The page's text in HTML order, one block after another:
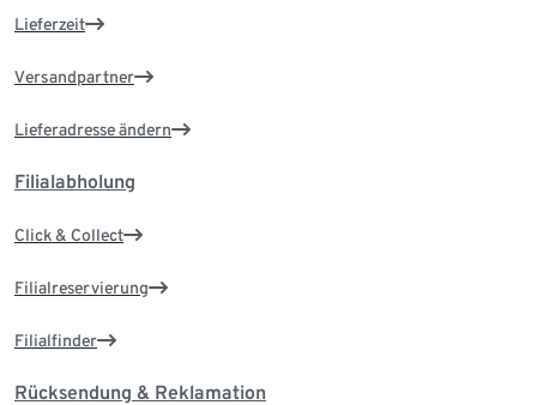
Lieferzeit
Versandpartner
Lieferadresse ändern
Filialabholung
Click & Collect
Filialreservierung
Filialfinder
Rücksendung & Reklamation